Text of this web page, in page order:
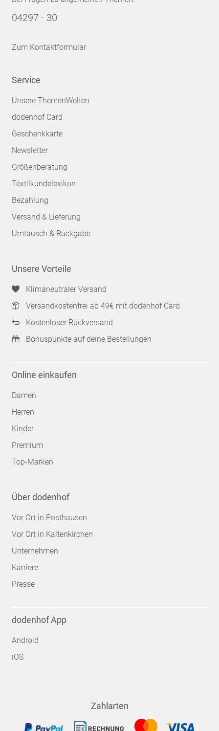
04297 - 30
Zum Kontaktformular
Service
Unsere ThemenWelten
dodenhof Card
Geschenkkarte
Newsletter
Größenberatung
Textilkundelexikon
Bezahlung
Versand & Lieferung
Umtausch & Rückgabe
Unsere Vorteile
Klimaneutraler Versand
Versandkostenfrei ab 49€ mit dodenhof Card
Kostenloser Rückversand
Bonuspunkte auf deine Bestellungen
Online einkaufen
Damen
Herren
Kinder
Premium
Top-Marken
Über dodenhof
Vor Ort in Posthausen
Vor Ort in Kaltenkirchen
Unternehmen
Karriere
Presse
dodenhof App
Android
iOS
Zahlarten